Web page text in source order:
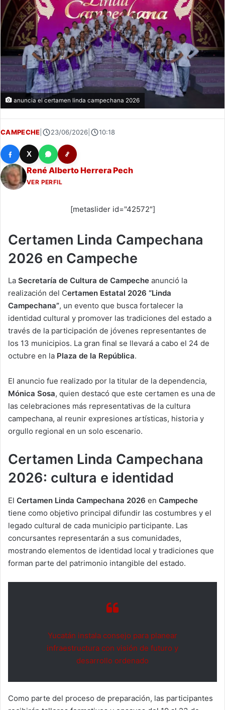
anuncia el certamen linda campechana 2026
CAMPECHE 23/06/2026 10:18
X
René Alberto Herrera Pech
VER PERFIL
[metaslider id="42572"]
Certamen Linda Campechana
2026 en Campeche
La Secretaría de Cultura de Campeche anunció la
realización del Certamen Estatal 2026 “Linda
Campechana”, un evento que busca fortalecer la
identidad cultural y promover las tradiciones del estado a
través de la participación de jóvenes representantes de
los 13 municipios. La gran final se llevará a cabo el 24 de
octubre en la Plaza de la República.
El anuncio fue realizado por la titular de la dependencia,
Mónica Sosa, quien destacó que este certamen es una de
las celebraciones más representativas de la cultura
campechana, al reunir expresiones artísticas, historia y
orgullo regional en un solo escenario.
Certamen Linda Campechana
2026: cultura e identidad
El Certamen Linda Campechana 2026 en Campeche
tiene como objetivo principal difundir las costumbres y el
legado cultural de cada municipio participante. Las
concursantes representarán a sus comunidades,
mostrando elementos de identidad local y tradiciones que
forman parte del patrimonio intangible del estado.
Yucatán instala consejo para planear
infraestructura con visión de futuro y
desarrollo ordenado
Como parte del proceso de preparación, las participantes